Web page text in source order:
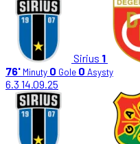
Sirius 1
76' Minuty 0 Gole 0 Asysty
6.3 14.09.25